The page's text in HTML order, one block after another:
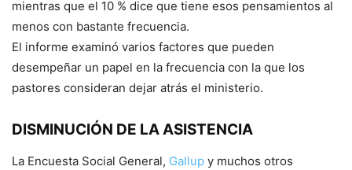
mientras que el 10 % dice que tiene esos pensamientos al
menos con bastante frecuencia.
El informe examinó varios factores que pueden
desempeñar un papel en la frecuencia con la que los
pastores consideran dejar atrás el ministerio.
DISMINUCIÓN DE LA ASISTENCIA
La Encuesta Social General, Gallup y muchos otros